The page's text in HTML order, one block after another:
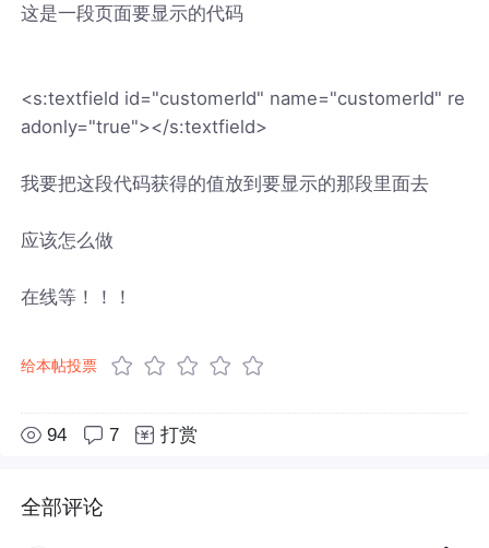
这是一段页面要显示的代码
<s:textfield id="customerId" name="customerId" re
adonly="true"></s:textfield>
我要把这段代码获得的值放到要显示的那段里面去
应该怎么做
在线等！！！
给本帖投票
94 7 打赏
全部评论